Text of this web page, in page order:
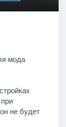
мода
не будет